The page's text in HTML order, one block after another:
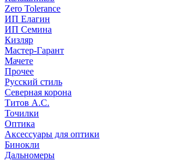
Zero Tolerance
ИП Елагин
ИП Семина
Кизляр
Мастер-Гарант
Мачете
Прочее
Русский стиль
Северная корона
Титов А.С.
Точилки
Оптика
Аксессуары для оптики
Бинокли
Дальномеры